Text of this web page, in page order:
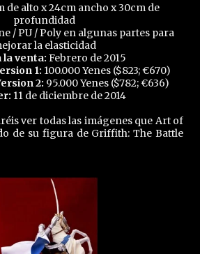
de alto x 24cm ancho x 30cm de
profundidad
/ PU / Poly en algunas partes para
la elasticidad
la venta: Febrero de 2015
1: 100.000 Yenes ($823; €670)
2: 95.000 Yenes ($782; €636)
11 de diciembre de 2014
ver todas las imágenes que Art of
de su figura de Griffith: The Battle